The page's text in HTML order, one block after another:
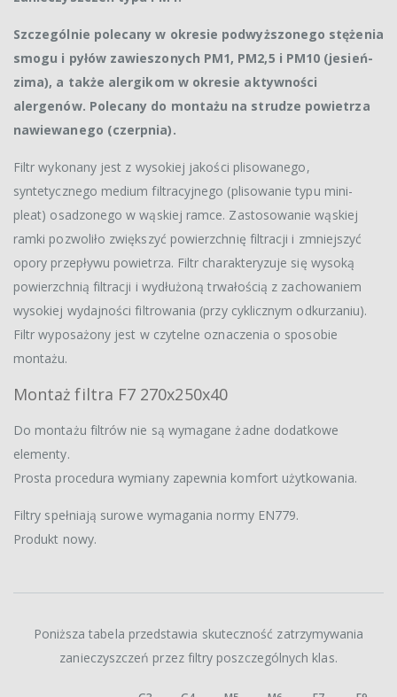
Szczególnie polecany w okresie podwyższonego stężenia
smogu i pyłów zawieszonych PM1, PM2,5 i PM10 (jesień-
zima), a także alergikom w okresie aktywności
alergenów. Polecany do montażu na strudze powietrza
nawiewanego (czerpnia).
Filtr wykonany jest z wysokiej jakości plisowanego,
syntetycznego medium filtracyjnego (plisowanie typu mini-
pleat) osadzonego w wąskiej ramce. Zastosowanie wąskiej
ramki pozwoliło zwiększyć powierzchnię filtracji i zmniejszyć
opory przepływu powietrza. Filtr charakteryzuje się wysoką
powierzchnią filtracji i wydłużoną trwałością z zachowaniem
wysokiej wydajności filtrowania (przy cyklicznym odkurzaniu).
Filtr wyposażony jest w czytelne oznaczenia o sposobie
montażu.
Montaż filtra F7 270x250x40
Do montażu filtrów nie są wymagane żadne dodatkowe
elementy.
Prosta procedura wymiany zapewnia komfort użytkowania.
Filtry spełniają surowe wymagania normy EN779.
Produkt nowy.
Poniższa tabela przedstawia skuteczność zatrzymywania
zanieczyszczeń przez filtry poszczególnych klas.